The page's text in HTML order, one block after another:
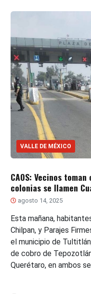
VALLE DE MÉXICO
CAOS: Vecinos
colonias se llamen
agosto 14, 2025
Esta mañana,
Chilpan, y Parajes
el municipio de
de cobro de
Querétaro, en ambos